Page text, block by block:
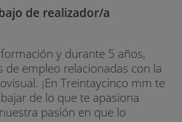
de realizador/a
y durante 5 años,
de empleo relacionadas con la
¡En Treintaycinco mm te
de lo que te apasiona
pasión en que lo